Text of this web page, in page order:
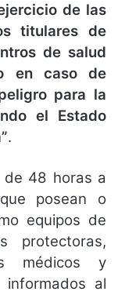
de las
titulares de
de salud
en caso de
para la
el Estado
.
de 48 horas a
posean o
equipos de
protectoras,
médicos y
informados al